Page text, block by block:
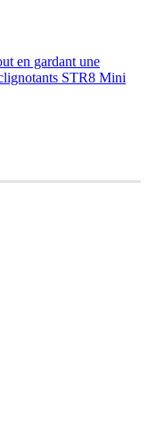
en gardant une
STR8 Mini